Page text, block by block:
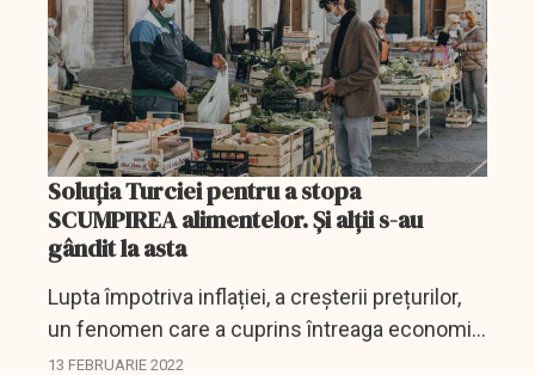
Soluția Turciei pentru a stopa
SCUMPIREA alimentelor. Și alții s-au
gândit la asta
Lupta împotriva inflației, a creșterii prețurilor,
un fenomen care a cuprins întreaga economie
mondială, obligă autoritățile de la Ankara să
13 FEBRUARIE 2022